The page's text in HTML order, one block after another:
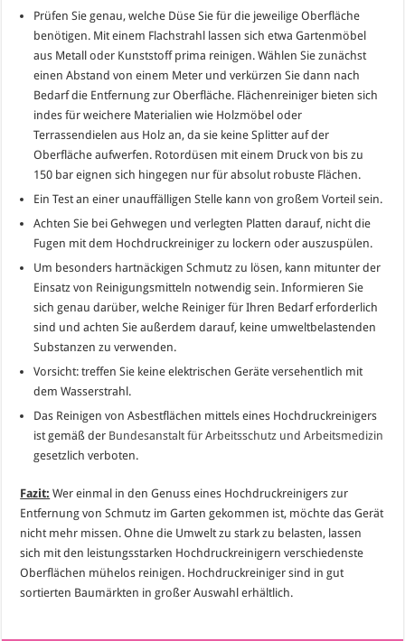
Prüfen Sie genau, welche Düse Sie für die jeweilige Oberfläche
benötigen. Mit einem Flachstrahl lassen sich etwa Gartenmöbel
aus Metall oder Kunststoff prima reinigen. Wählen Sie zunächst
einen Abstand von einem Meter und verkürzen Sie dann nach
Bedarf die Entfernung zur Oberfläche. Flächenreiniger bieten sich
indes für weichere Materialien wie Holzmöbel oder
Terrassendielen aus Holz an, da sie keine Splitter auf der
Oberfläche aufwerfen. Rotordüsen mit einem Druck von bis zu
150 bar eignen sich hingegen nur für absolut robuste Flächen.
Ein Test an einer unauffälligen Stelle kann von großem Vorteil sein.
Achten Sie bei Gehwegen und verlegten Platten darauf, nicht die
Fugen mit dem Hochdruckreiniger zu lockern oder auszuspülen.
Um besonders hartnäckigen Schmutz zu lösen, kann mitunter der
Einsatz von Reinigungsmitteln notwendig sein. Informieren Sie
sich genau darüber, welche Reiniger für Ihren Bedarf erforderlich
sind und achten Sie außerdem darauf, keine umweltbelastenden
Substanzen zu verwenden.
Vorsicht: treffen Sie keine elektrischen Geräte versehentlich mit
dem Wasserstrahl.
Das Reinigen von Asbestflächen mittels eines Hochdruckreinigers
ist gemäß der Bundesanstalt für Arbeitsschutz und Arbeitsmedizin
gesetzlich verboten.
Fazit: Wer einmal in den Genuss eines Hochdruckreinigers zur
Entfernung von Schmutz im Garten gekommen ist, möchte das Gerät
nicht mehr missen. Ohne die Umwelt zu stark zu belasten, lassen
sich mit den leistungsstarken Hochdruckreinigern verschiedenste
Oberflächen mühelos reinigen. Hochdruckreiniger sind in gut
sortierten Baumärkten in großer Auswahl erhältlich.